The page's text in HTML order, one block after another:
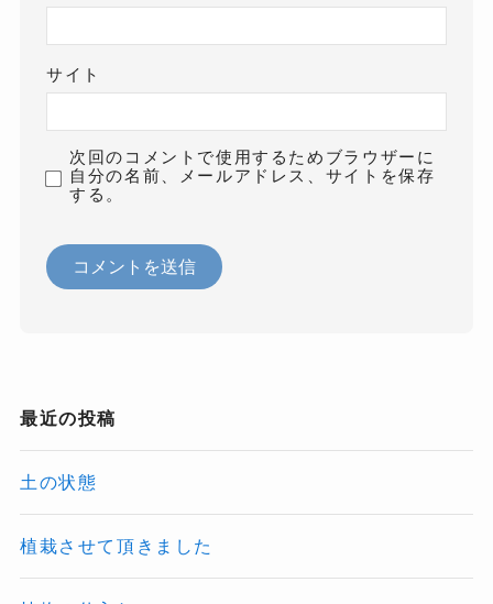
サイト
次回のコメントで使用するためブラウザーに
自分の名前、メールアドレス、サイトを保存
する。
最近の投稿
土の状態
植栽させて頂きました